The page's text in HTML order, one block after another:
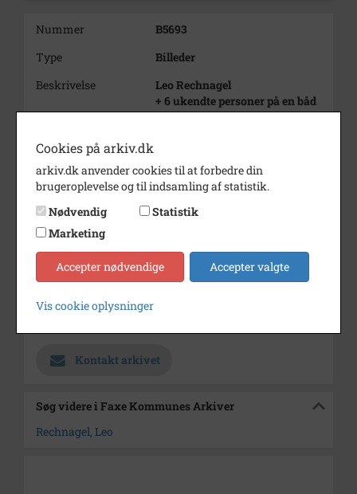
Nummer
B5693
Type
Billeder
Beskrivelse
Leo Rechnagel
+ 6 ukendte personer på en båd
Dateringsnote
Fotograf
Ukendt
Størrelse
5 x 7,5
Se på kort
Type
Sogn (1000-2050)
Kontakt arkivet
Søg videre i Faxe Kommunes Arkiver
Rechnagel, Leo
Cookies på arkiv.dk
arkiv.dk anvender cookies til at forbedre din
brugeroplevelse og til indsamling af statistik.
Nødvendig
Statistik
Marketing
Accepter nødvendige Accepter valgte
Vis cookie oplysninger